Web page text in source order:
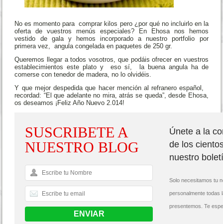
No es momento para comprar kilos pero ¿por qué no incluirlo en la
oferta de vuestros menús especiales? En Ehosa nos hemos
vestido de gala y hemos incorporado a nuestro portfolio por
primera vez, angula congelada en paquetes de 250 gr.
Queremos llegar a todos vosotros, que podáis ofrecer en vuestros
establecimientos este plato y eso sí, la buena angula ha de
comerse con tenedor de madera, no lo olvidéis.
Y que mejor despedida que hacer mención al refranero español,
recordad: “El que adelante no mira, atrás se queda”, desde Ehosa,
os deseamos ¡Feliz Año Nuevo 2.014!
SUSCRIBETE A
NUESTRO BLOG
Únete a la
de los
nuestro
Solo necesitamos tu
personalmente todas
presentemos. Te